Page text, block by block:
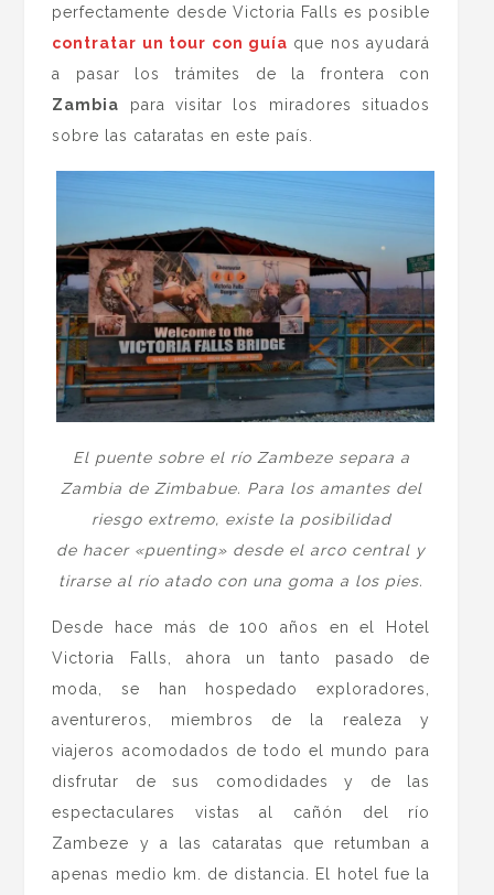
perfectamente desde Victoria Falls es posible
contratar un tour con guía que nos ayudará
a pasar los trámites de la frontera con
Zambia para visitar los miradores situados
sobre las cataratas en este país.
El puente sobre el río Zambeze separa a
Zambia de Zimbabue. Para los amantes del
riesgo extremo, existe la posibilidad
de hacer «puenting» desde el arco central y
tirarse al río atado con una goma a los pies.
Desde hace más de 100 años en el Hotel
Victoria Falls, ahora un tanto pasado de
moda, se han hospedado exploradores,
aventureros, miembros de la realeza y
viajeros acomodados de todo el mundo para
disfrutar de sus comodidades y de las
espectaculares vistas al cañón del río
Zambeze y a las cataratas que retumban a
apenas medio km. de distancia. El hotel fue la